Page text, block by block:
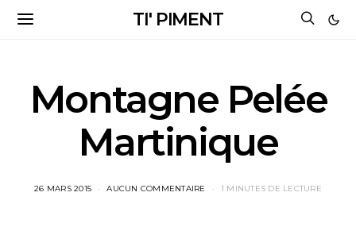
TI' PIMENT
Montagne Pelée
Martinique
26 MARS 2015 AUCUN COMMENTAIRE 1 MINUTES DE LECTURE